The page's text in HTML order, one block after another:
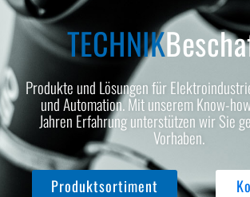
TECHNIK
Produkte und Lösungen für
und Automation. Mit unserem Know-
Jahren Erfahrung unterstützen wir Sie
Vorhaben.
Produktsortiment